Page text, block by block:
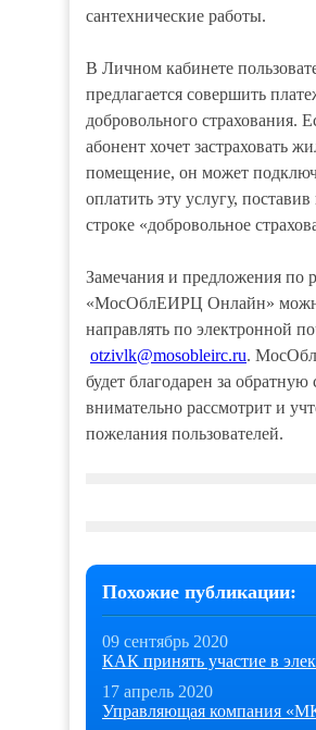
сантехнические работы.
В Личном кабинете
предлагается совершить
добровольного страхования.
абонент хочет застраховать
помещение, он может
оплатить эту услугу, поставив
строке «добровольное
Замечания и предложения по
«МосОблЕИРЦ Онлайн»
направлять по электронной
otzivlk@mosobleirc.ru.
будет благодарен за обратную
внимательно рассмотрит и
пожелания пользователей.
Похожие публикации:
09 сентябрь 2020
17 апрель 2020